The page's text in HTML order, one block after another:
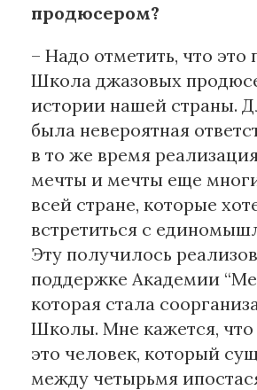
продюсером?
– Надо отметить, что это
Школа джазовых
истории нашей страны.
была невероятная
в то же время
мечты и мечты еще
всей стране, которые
встретиться с
Эту получилось
поддержке Академии
которая стала
Школы. Мне кажется,
это человек, который
между четырьмя